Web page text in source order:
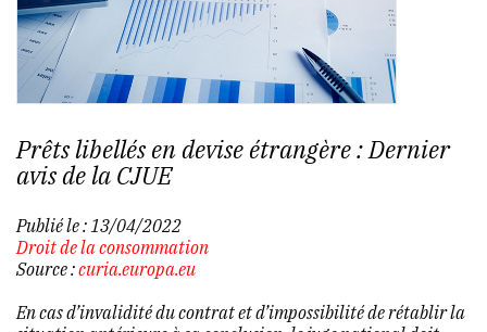
Prêts libellés en devise étrangère : Dernier
avis de la CJUE
Publié le : 13/04/2022
Droit de la consommation
Source :curia.europa.eu
En cas d’invalidité du contrat et d’impossibilité de rétablir la